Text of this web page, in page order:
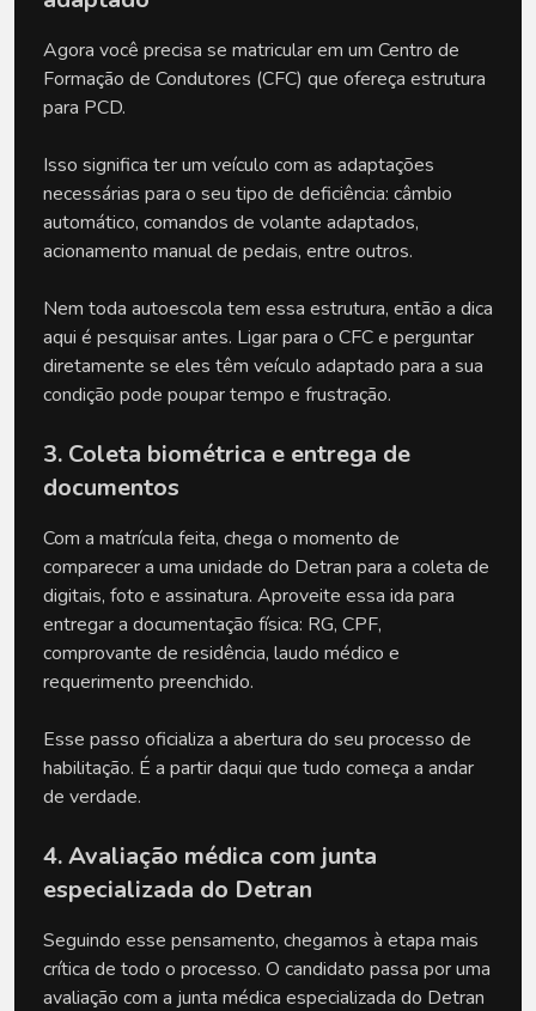
Agora você precisa se matricular em um Centro de
Formação de Condutores (CFC) que ofereça estrutura
para PCD.
Isso significa ter um veículo com as adaptações
necessárias para o seu tipo de deficiência: câmbio
automático, comandos de volante adaptados,
acionamento manual de pedais, entre outros.
Nem toda autoescola tem essa estrutura, então a dica
aqui é pesquisar antes. Ligar para o CFC e perguntar
diretamente se eles têm veículo adaptado para a sua
condição pode poupar tempo e frustração.
3. Coleta biométrica e entrega de
documentos
Com a matrícula feita, chega o momento de
comparecer a uma unidade do Detran para a coleta de
digitais, foto e assinatura. Aproveite essa ida para
entregar a documentação física: RG, CPF,
comprovante de residência, laudo médico e
requerimento preenchido.
Esse passo oficializa a abertura do seu processo de
habilitação. É a partir daqui que tudo começa a andar
de verdade.
4. Avaliação médica com junta
especializada do Detran
Seguindo esse pensamento, chegamos à etapa mais
crítica de todo o processo. O candidato passa por uma
avaliação com a junta médica especializada do Detran